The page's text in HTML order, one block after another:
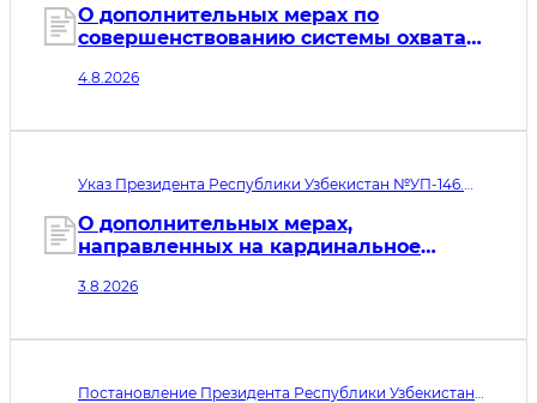
в силу 05.08.2026
О дополнительных мерах по
совершенствованию системы охвата
услугами детей с особыми
4.8.2026
Указ Президента Республики Узбекистан №УП-146.
04.08.2026
О дополнительных мерах,
направленных на кардинальное
выявления и интеграции в общество
людьми
3.8.2026
Постановление Президента Республики Узбекистан